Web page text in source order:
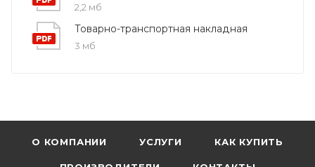
2,2 мб
Товарно-транспортная накладная
3 мб
О КОМПАНИИ УСЛУГИ КАК КУПИТЬ